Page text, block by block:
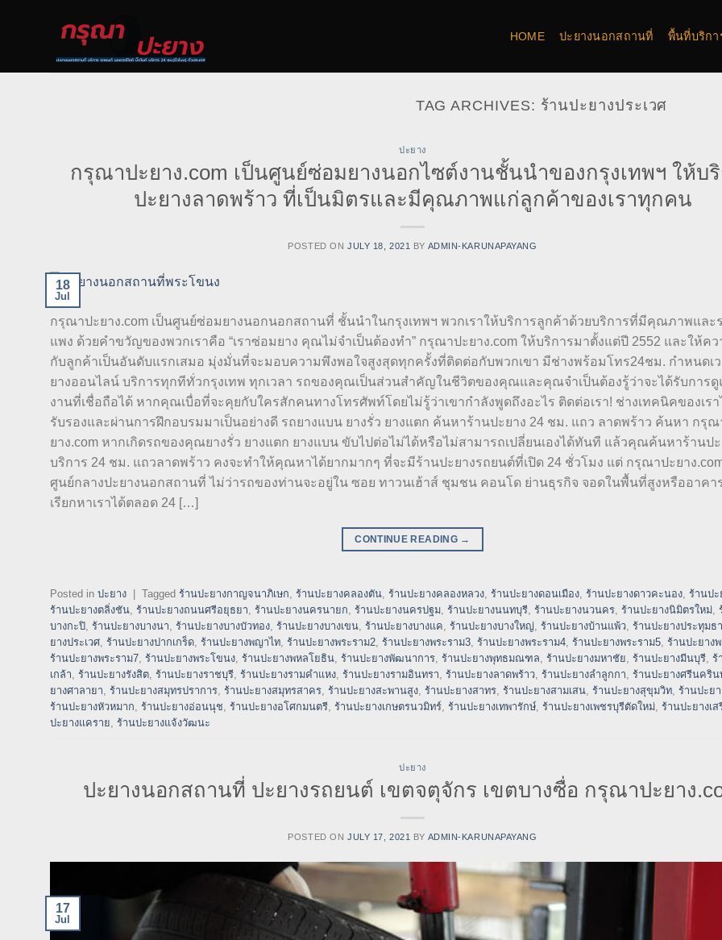
HOME ปะยางนอกสถานที่ พื้นที่บริกา
TAG ARCHIVES: ร้านปะยางประเวศ
ปะยาง
กรุณาปะยาง.com เป็นศูนย์ซ่อมยางนอกไซต์งานชั้นนำของกรุงเทพฯ ให้บ
ปะยางลาดพร้าว ที่เป็นมิตรและมีคุณภาพแก่ลูกค้าของเราทุกคน
POSTED ON JULY 18, 2021 BY ADMIN-KARUNAPAYANG
18
Jul
กรุณาปะยาง.com เป็นศูนย์ซ่อมยางนอกนอกสถานที่ ชั้นนำในกรุงเทพฯ พวกเราให้บริการลูกค้าด้วยบริการที่มีคุณภาพและ
แพง ด้วยคำขวัญของพวกเราคือ “เราซ่อมยาง คุณไม่จำเป็นต้องทำ” กรุณาปะยาง.com ให้บริการมาตั้งแต่ปี 2552 และให้ค
กับลูกค้าเป็นอันดับแรกเสมอ มุ่งมั่นที่จะมอบความพึงพอใจสูงสุดทุกครั้งที่ติดต่อกับพวกเขา มีช่างพร้อมโทร24ชม. กำหนดเ
ยางออนไลน์ บริการทุกทีทั่วกรุงเทพ ทุกเวลา รถของคุณเป็นส่วนสำคัญในชีวิตของคุณและคุณจำเป็นต้องรู้ว่าจะได้รับการ
งานที่เชื่อถือได้ หากคุณเบื่อที่จะคุยกับใครสักคนทางโทรศัพท์โดยไม่รู้ว่าเขากำลังพูดถึงอะไร ติดต่อเรา! ช่างเทคนิคของเร
รับรองและผ่านการฝึกอบรมมาเป็นอย่างดี รถยางแบน ยางรั่ว ยางแตก ค้นหาร้านปะยาง 24 ชม. แถว ลาดพร้าว ค้นหา กรุณ
ยาง.com หากเกิดรถของคุณยางรั่ว ยางแตก ยางแบน ขับไปต่อไม่ได้หรือไม่สามารถเปลี่ยนเองได้ทันที แล้วคุณค้นหาร้านป
บริการ 24 ชม. แถวลาดพร้าว คงจะทำให้คุณหาได้ยากมากๆ ที่จะมีร้านปะยางรถยนต์ที่เปิด 24 ชั่วโมง แต่ กรุณาปะยาง.com
ศูนย์กลางปะยางนอกสถานที่ ไม่ว่ารถของท่านจะอยู่ใน ซอย ทาวนเฮ้าส์ ชุมชน คอนโด ย่านธุรกิจ จอดในพื้นที่สูงหรืออาคา
เรียกหาเราได้ตลอด 24 […]
CONTINUE READING →
Posted in ปะยาง Tagged ร้านปะยางกาญจนาภิเษก, ร้านปะยางคลองตัน, ร้านปะยางคลองหลวง, ร้านปะยางดอนเมือง, ร้านปะยางดาวคะนอง, ร้านปะ
ร้านปะยางตลิ่งชัน, ร้านปะยางถนนศรีอยุธยา, ร้านปะยางนครนายก, ร้านปะยางนครปฐม, ร้านปะยางนนทบุรี, ร้านปะยางนวนคร, ร้านปะยางนิมิตรใหม่,
บางกะปิ, ร้านปะยางบางนา, ร้านปะยางบางบัวทอง, ร้านปะยางบางเขน, ร้านปะยางบางแค, ร้านปะยางบางใหญ่, ร้านปะยางบ้านแพ้ว, ร้านปะยางประทุมธ
ยางประเวศ, ร้านปะยางปากเกร็ด, ร้านปะยางพญาไท, ร้านปะยางพระราม2, ร้านปะยางพระราม3, ร้านปะยางพระราม4, ร้านปะยางพระราม5, ร้านปะยาง
ร้านปะยางพระราม7, ร้านปะยางพระโขนง, ร้านปะยางพหลโยธิน, ร้านปะยางพัฒนาการ, ร้านปะยางพุทธมณฑล, ร้านปะยางมหาชัย, ร้านปะยางมีนบุรี, ร้
เกล้า, ร้านปะยางรังสิต, ร้านปะยางราชบุรี, ร้านปะยางรามคำแหง, ร้านปะยางรามอินทรา, ร้านปะยางลาดพร้าว, ร้านปะยางลำลูกกา, ร้านปะยางศรีนคริน
ยางศาลายา, ร้านปะยางสมุทรปราการ, ร้านปะยางสมุทรสาคร, ร้านปะยางสะพานสูง, ร้านปะยางสาทร, ร้านปะยางสามเสน, ร้านปะยางสุขุมวิท, ร้านปะย
ร้านปะยางหัวหมาก, ร้านปะยางอ่อนนุช, ร้านปะยางอโศกมนตรี, ร้านปะยางเกษตรนวมิทร์, ร้านปะยางเทพารักษ์, ร้านปะยางเพชรบุรีตัดใหม่, ร้านปะยางเส
ปะยางแคราย, ร้านปะยางแจ้งวัฒนะ
ปะยาง
ปะยางนอกสถานที่ ปะยางรถยนต์ เขตจตุจักร เขตบางซื่อ กรุณาปะยาง
POSTED ON JULY 17, 2021 BY ADMIN-KARUNAPAYANG
17
Jul